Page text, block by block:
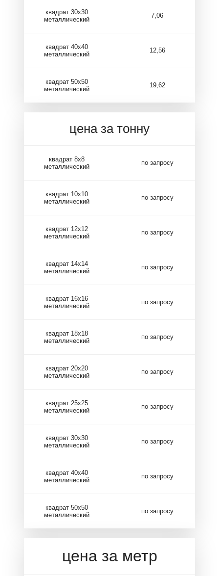
квадрат 30х30
металлический
7,06
квадрат 40х40
металлический
12,56
квадрат 50х50
металлический
19,62
цена за тонну
квадрат 8х8
металлический
по запросу
квадрат 10х10
металлический
по запросу
квадрат 12х12
металлический
по запросу
квадрат 14х14
металлический
по запросу
квадрат 16х16
металлический
по запросу
квадрат 18х18
металлический
по запросу
квадрат 20х20
металлический
по запросу
квадрат 25х25
металлический
по запросу
квадрат 30х30
металлический
по запросу
квадрат 40х40
металлический
по запросу
квадрат 50х50
металлический
по запросу
цена за метр